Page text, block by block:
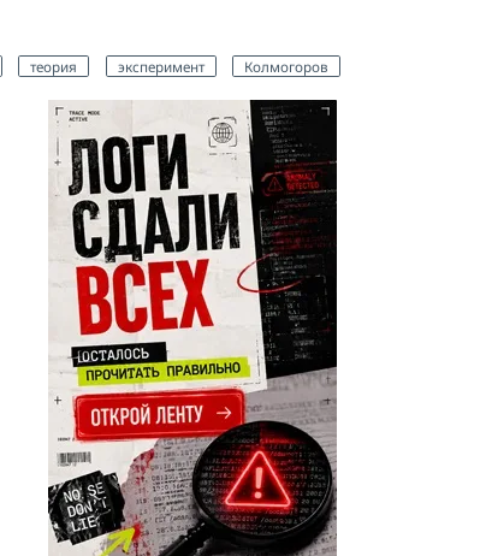
теория эксперимент Колмогоров